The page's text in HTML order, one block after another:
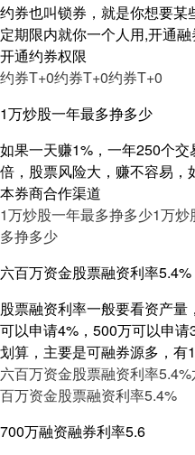
约券也叫锁券，就是你想要
定期限内就你一个人用,开通
开通约券权限
约券T+0约券T+0约券T+0
1万炒股一年最多挣多少
如果一天赚1%，一年250个
倍，股票风险大，赚不容易
本券商合作渠道
1万炒股一年最多挣多少1万炒
多挣多少
六百万资金股票融资利率5.4%
股票融资利率一般要看资产
可以申请4%，500万可以申
划算，主要是可融券源多，
六百万资金股票融资利率5.4%
百万资金股票融资利率5.4%
700万融资融券利率5.6